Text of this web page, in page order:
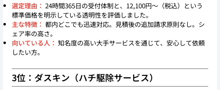
選定理由： 24時間365日の受付体制と、12,100円〜（税込）という
標準価格を明示している透明性を評価しました。
主な特徴： 都内どこでも迅速対応。見積後の追加請求原則なし。シ
ェア率の高さ。
向いている人： 知名度の高い大手サービスを通じて、安心して依頼
したい方。
3位：ダスキン（ハチ駆除サービス）